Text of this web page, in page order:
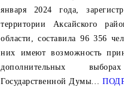
января 2024 года,
территории Аксайского
области, составила 96 356
них имеют возможность
дополнительных
Государственной Думы…